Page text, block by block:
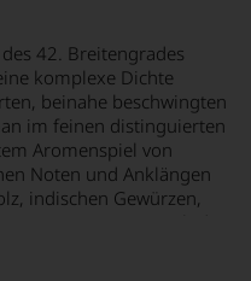
42. Breitengrades
komplexe Dichte
beinahe beschwingten
im feinen distinguierten
Aromenspiel von
Noten und Anklängen
indischen Gewürzen,
noch selten erlebt.